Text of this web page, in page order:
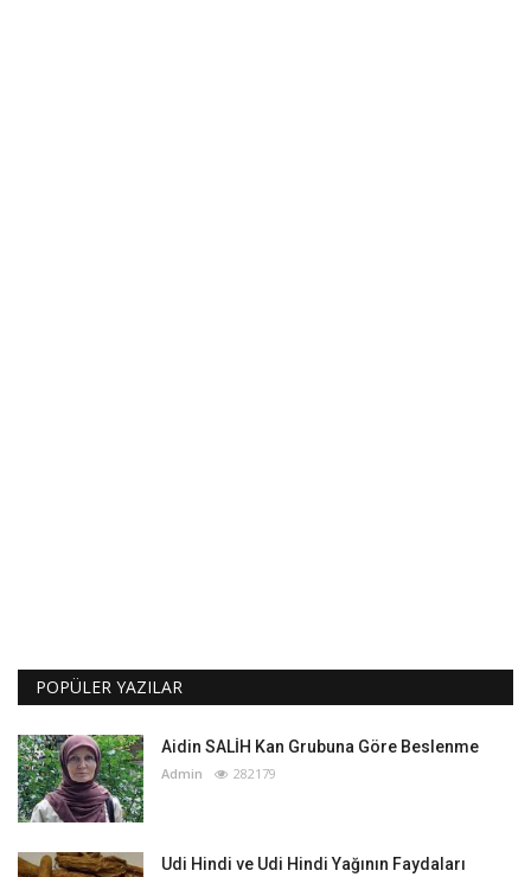
POPÜLER YAZILAR
Aidin SALİH Kan Grubuna Göre Beslenme
Admin 282179
Udi Hindi ve Udi Hindi Yağının Faydaları